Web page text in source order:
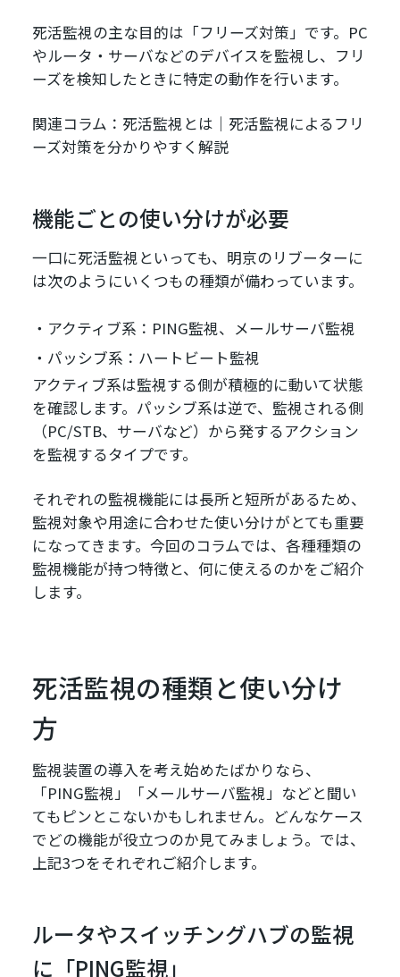
死活監視の主な目的は「フリーズ対策」です。PC
やルータ・サーバなどのデバイスを監視し、フリ
ーズを検知したときに特定の動作を行います。
関連コラム：死活監視とは｜死活監視によるフリ
ーズ対策を分かりやすく解説
機能ごとの使い分けが必要
一口に死活監視といっても、明京のリブーターに
は次のようにいくつもの種類が備わっています。
アクティブ系：PING監視、メールサーバ監視
パッシブ系：ハートビート監視
アクティブ系は監視する側が積極的に動いて状態
を確認します。パッシブ系は逆で、監視される側
（PC/STB、サーバなど）から発するアクション
を監視するタイプです。
それぞれの監視機能には長所と短所があるため、
監視対象や用途に合わせた使い分けがとても重要
になってきます。今回のコラムでは、各種種類の
監視機能が持つ特徴と、何に使えるのかをご紹介
します。
死活監視の種類と使い分け
方
監視装置の導入を考え始めたばかりなら、
「PING監視」「メールサーバ監視」などと聞い
てもピンとこないかもしれません。どんなケース
でどの機能が役立つのか見てみましょう。では、
上記3つをそれぞれご紹介します。
ルータやスイッチングハブの監視
に「PING監視」